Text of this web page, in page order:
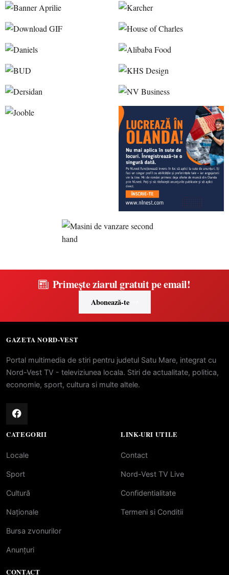
Primește ziarul gratuit pe email!
Abonează-te
GAZETA NORD-VEST
Portal multimedia de stiri pentru judetul Satu Mare, integrat cu
Nord-Vest TV - televiziunea locala. Stiri de actualitate, politica,
economie, sport, cultura si multe altele.
CATEGORII
Locale
Sport
Cultură
Naționale
Bursa zvonurilor
Anunțuri
LINK-URI UTILE
Contact
Nord-Vest TV Live
Confidentialitate
Termeni si Conditii
CONTACT